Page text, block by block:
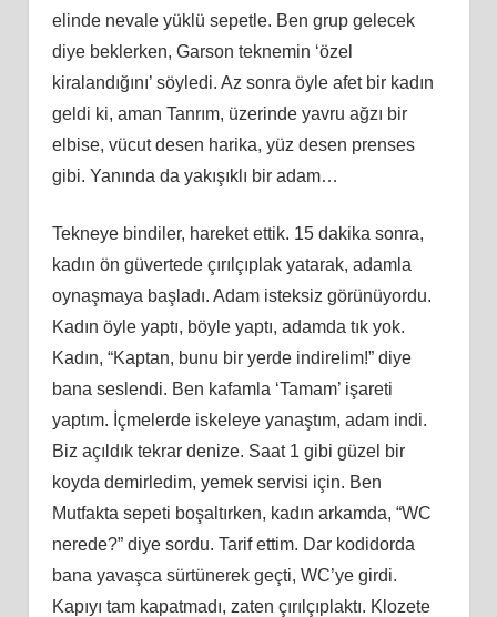
elinde nevale yüklü sepetle. Ben grup gelecek
diye beklerken, Garson teknemin ‘özel
kiralandığını’ söyledi. Az sonra öyle afet bir kadın
geldi ki, aman Tanrım, üzerinde yavru ağzı bir
elbise, vücut desen harika, yüz desen prenses
gibi. Yanında da yakışıklı bir adam…
Tekneye bindiler, hareket ettik. 15 dakika sonra,
kadın ön güvertede çırılçıplak yatarak, adamla
oynaşmaya başladı. Adam isteksiz görünüyordu.
Kadın öyle yaptı, böyle yaptı, adamda tık yok.
Kadın, “Kaptan, bunu bir yerde indirelim!” diye
bana seslendi. Ben kafamla ‘Tamam’ işareti
yaptım. İçmelerde iskeleye yanaştım, adam indi.
Biz açıldık tekrar denize. Saat 1 gibi güzel bir
koyda demirledim, yemek servisi için. Ben
Mutfakta sepeti boşaltırken, kadın arkamda, “WC
nerede?” diye sordu. Tarif ettim. Dar kodidorda
bana yavaşca sürtünerek geçti, WC’ye girdi.
Kapıyı tam kapatmadı, zaten çırılçıplaktı. Klozete